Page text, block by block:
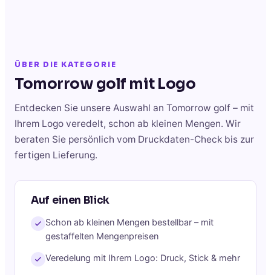
ÜBER DIE KATEGORIE
Tomorrow golf mit Logo
Entdecken Sie unsere Auswahl an Tomorrow golf – mit
Ihrem Logo veredelt, schon ab kleinen Mengen. Wir
beraten Sie persönlich vom Druckdaten-Check bis zur
fertigen Lieferung.
Auf einen Blick
Schon ab kleinen Mengen bestellbar – mit
gestaffelten Mengenpreisen
Veredelung mit Ihrem Logo: Druck, Stick & mehr